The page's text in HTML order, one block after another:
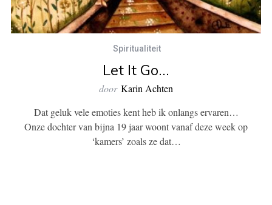
Spiritualiteit
Let It Go…
door Karin Achten
Dat geluk vele emoties kent heb ik onlangs ervaren…
Onze dochter van bijna 19 jaar woont vanaf deze week op
‘kamers’ zoals ze dat…